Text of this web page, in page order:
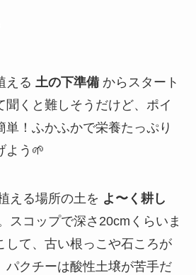
える 土の下準備からスタート
聞くと難しそうだけど、ポイ
単！ふかふかで栄養たっぷり
よう🌱
える場所の土を よ〜く耕し
スコップで深さ20cmくらいま
して、古い根っこや石ころが
パクチーは酸性土壌が苦手だ